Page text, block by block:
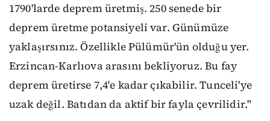
1790'larde deprem üretmiş. 250 senede bir
deprem üretme potansiyeli var. Günümüze
yaklaşırsınız. Özellikle Pülümür'ün olduğu yer.
Erzincan-Karlıova arasını bekliyoruz. Bu fay
deprem üretirse 7,4'e kadar çıkabilir. Tunceli'ye
uzak değil. Batıdan da aktif bir fayla çevrilidir."